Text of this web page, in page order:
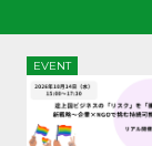
EVENT